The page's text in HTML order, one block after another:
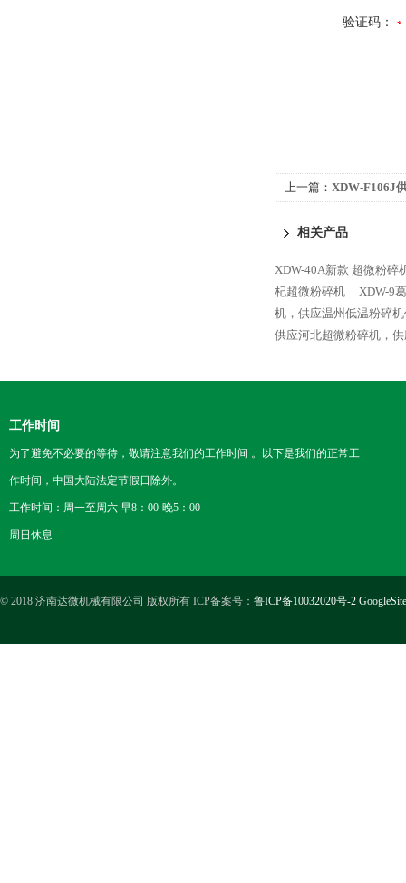
验证码：
上一篇： XDW-F106J
相关产品
XDW-40A新款 超微粉碎
杞超微粉碎机
XDW-9
机，供应温州低温粉碎
供应河北超微粉碎机，
工作时间
为了避免不必要的等待，敬请注意我们的工作时间 。以下是我们的正常工
作时间，中国大陆法定节假日除外。
工作时间：周一至周六 早8：00-晚5：00
周日休息
© 2018 济南达微机械有限公司 版权所有 ICP备案号： 鲁ICP备10032020号-2